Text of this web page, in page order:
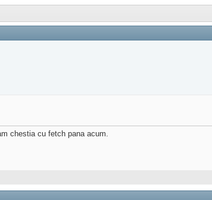
chestia cu fetch pana acum.